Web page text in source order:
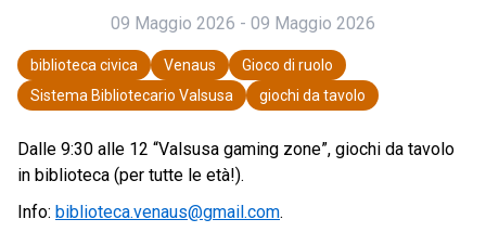
09 Maggio 2026 - 09 Maggio 2026
biblioteca civica Venaus
Gioco di ruolo
Sistema Bibliotecario Valsusa
giochi da tavolo
Dalle 9:30 alle 12 “Valsusa gaming zone”, giochi da tavolo
in biblioteca (per tutte le età!).
Info: biblioteca.venaus@gmail.com.